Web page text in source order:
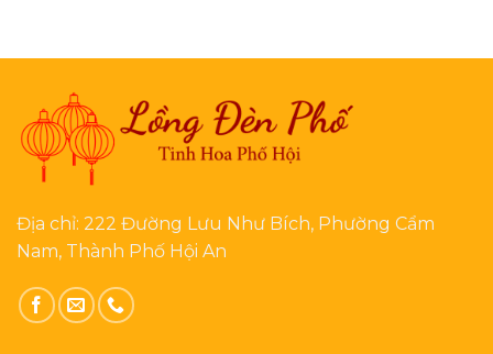
Địa chỉ: 222 Đường Lưu Như Bích, Phường Cẩm
Nam, Thành Phố Hội An